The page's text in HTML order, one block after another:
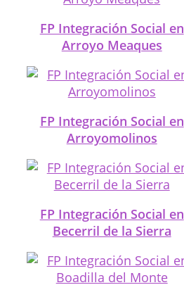
FP Integración Social en
Arroyo Meaques
FP Integración Social en
Arroyomolinos
FP Integración Social en
Becerril de la Sierra